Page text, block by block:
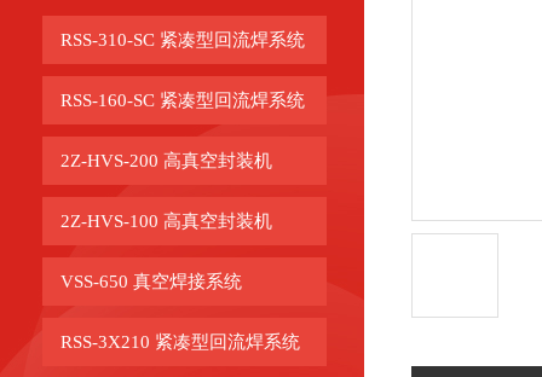
RSS-310-SC 紧凑型回流焊系统
RSS-160-SC 紧凑型回流焊系统
2Z-HVS-200 高真空封装机
2Z-HVS-100 高真空封装机
VSS-650 真空焊接系统
RSS-3X210 紧凑型回流焊系统